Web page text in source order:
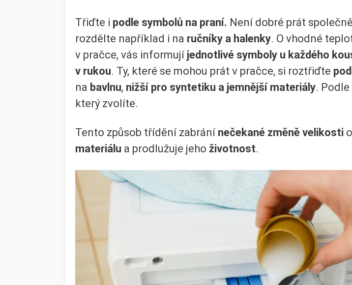
Třiďte i podle symbolů na praní. Není dobré prát společně
rozdělte například i na ručníky a halenky. O vhodné
v pračce, vás informují jednotlivé symboly u každého
v rukou. Ty, které se mohou prát v pračce, si roztřiďte
na bavlnu, nižší pro syntetiku a jemnější materiály.
který zvolíte.
Tento způsob třídění zabrání nečekané změně velikosti
materiálu a prodlužuje jeho životnost.